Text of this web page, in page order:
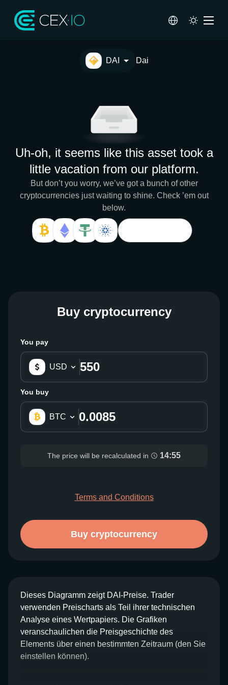
DAI Dai
Uh-oh, it seems like this asset took a
little vacation from our platform.
But don’t you worry, we’ve got a bunch of other
cryptocurrencies just waiting to shine. Check ’em out
below.
Buy cryptocurrency
You pay
USD
You buy
BTC
The price will be recalculated in 14:55
Terms and Conditions
Buy cryptocurrency
Dieses Diagramm zeigt DAI-Preise. Trader
verwenden Preischarts als Teil ihrer technischen
Analyse eines Wertpapiers. Die Grafiken
veranschaulichen die Preisgeschichte des
Elements über einen bestimmten Zeitraum (den Sie
einstellen können).